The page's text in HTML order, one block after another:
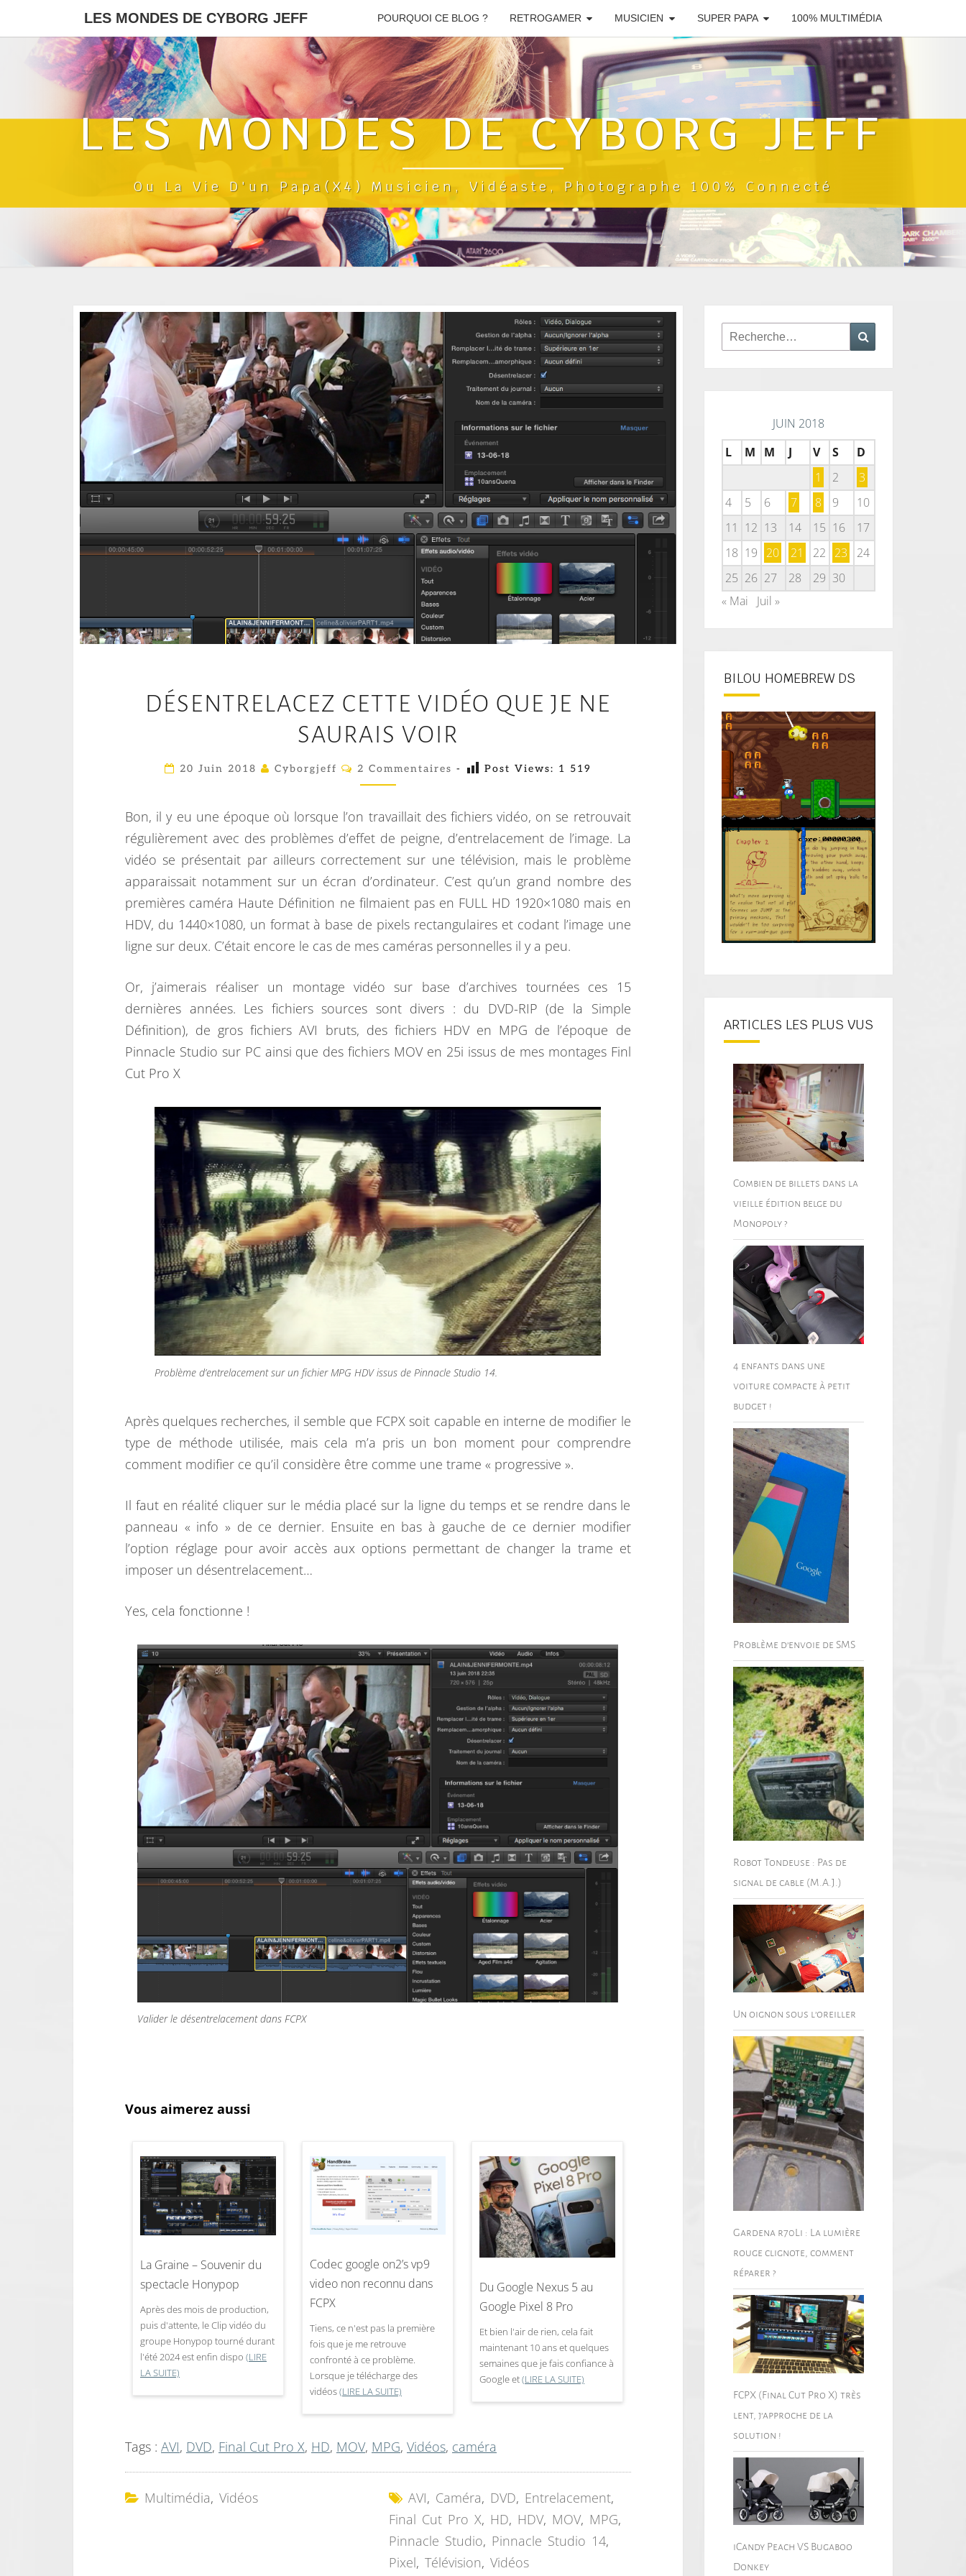
LES MONDES DE CYBORG JEFF POURQUOI CE BLOG ? RETROGAMER MUSICIEN SUPER PAPA 100% MULTIMÉDIA
LES MONDES DE CYBORG JEFF
Ou La Vie D'un Papa(x4) Musicien, Vidéaste, Photographe 100% Connecté
S
N
R
E
L
A
C
E
Z
E
T
T
E
O
Q
U
E
J
E
A
U
A
S
O
I
R
DÉSENTRELACEZ CETTE VIDÉO QUE JE NE
SAURAIS VOIR
20 Juin 2018 Cyborgjeff
C
M
E
N
T
A
I
E
2 Commentaires - Post Views: 1 519
Bon, il y eu une époque où lorsque l’on travaillait des fichiers vidéo, on se retrouvait
régulièrement avec des problèmes d’effet de peigne, d’entrelacement de l’image. La
vidéo se présentait par ailleurs correctement sur une télévision, mais le problème
apparaissait notamment sur un écran d’ordinateur. C’est qu’un grand nombre des
premières caméra Haute Définition ne filmaient pas en FULL HD 1920×1080 mais en
HDV, du 1440×1080, un format à base de pixels rectangulaires et codant l’image une
ligne sur deux. C’était encore le cas de mes caméras personnelles il y a peu.
Or, j’aimerais réaliser un montage vidéo sur base d’archives tournées ces 15
dernières années. Les fichiers sources sont divers : du DVD-RIP (de la Simple
Définition), de gros fichiers AVI bruts, des fichiers HDV en MPG de l’époque de
Pinnacle Studio sur PC ainsi que des fichiers MOV en 25i issus de mes montages Finl
Cut Pro X
Problème d’entrelacement sur un fichier MPG HDV issus de Pinnacle Studio 14.
Après quelques recherches, il semble que FCPX soit capable en interne de modifier le
type de méthode utilisée, mais cela m’a pris un bon moment pour comprendre
comment modifier ce qu’il considère être comme une trame « progressive ».
Il faut en réalité cliquer sur le média placé sur la ligne du temps et se rendre dans le
panneau « info » de ce dernier. Ensuite en bas à gauche de ce dernier modifier
l’option réglage pour avoir accès aux options permettant de changer la trame et
imposer un désentrelacement…
Yes, cela fonctionne !
Valider le désentrelacement dans FCPX
Vous aimerez aussi
La Graine – Souvenir du
spectacle Honypop
Après des mois de production,
puis d'attente, le Clip vidéo du
groupe Honypop tourné durant
l'été 2024 est enfin dispo (LIRE
LA SUITE)
Codec google on2’s vp9
video non reconnu dans
FCPX
Tiens, ce n'est pas la première
fois que je me retrouve
confronté à ce problème.
Lorsque je télécharge des
vidéos(LIRE LA SUITE)
Du Google Nexus 5 au
Google Pixel 8 Pro
Et bien l'air de rien, cela fait
maintenant 10 ans et quelques
semaines que je fais confiance à
Google et(LIRE LA SUITE)
Tags : AVI, DVD, Final Cut Pro X, HD, MOV, MPG, Vidéos, caméra
Multimédia, Vidéos AVI, Caméra, DVD, Entrelacement,
Final Cut Pro X, HD, HDV, MOV, MPG,
Pinnacle Studio, Pinnacle Studio 14,
Pixel, Télévision, Vidéos
Rechercher :
JUIN 2018
L
M M J V S
D
1
2
3
4
5 6 7 8 9
10
11 12 13 14 15 16
17
18 19 20 21 22 23
24
25 26 27 28 29 30
« Mai
Juil »
BILOU HOMEBREW DS
ARTICLES LES PLUS VUS
Combien de billets dans la
vieille édition belge du
Monopoly ?
4 enfants dans une
voiture compacte à petit
budget !
Problème d’envoie de SMS
Robot Tondeuse : Pas de
signal de cable (M.A.J.)
Un oignon sous l’oreiller
Gardena r70Li : La lumière
rouge clignote, comment
réparer ?
FCPX (Final Cut Pro X) très
lent, j’approche de la
solution !
iCandy Peach VS Bugaboo
Donkey